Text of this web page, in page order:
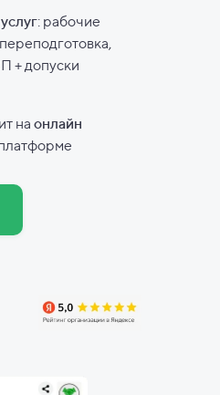
наонлайн
: рабочие
+ допуски